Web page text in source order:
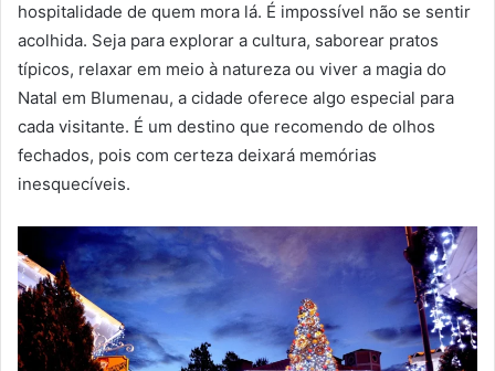
hospitalidade de quem mora lá. É impossível não se sentir
acolhida. Seja para explorar a cultura, saborear pratos
típicos, relaxar em meio à natureza ou viver a magia do
Natal em Blumenau, a cidade oferece algo especial para
cada visitante. É um destino que recomendo de olhos
fechados, pois com certeza deixará memórias
inesquecíveis.